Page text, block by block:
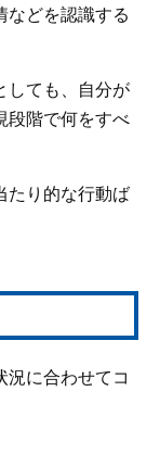
などを認識する
しても、自分が
段階で何をすべ
たり的な行動ば
況に合わせてコ